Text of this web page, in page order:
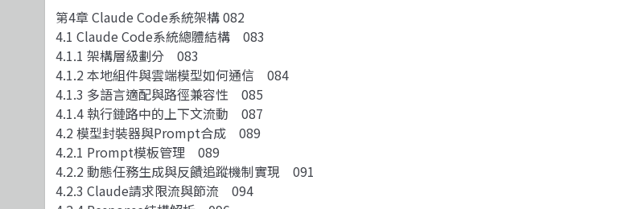
第4章 Claude Code系統架構 082
4.1 Claude Code系統總體結構 083
4.1.1 架構層級劃分 083
4.1.2 本地組件與雲端模型如何通信 084
4.1.3 多語言適配與路徑兼容性 085
4.1.4 執行鏈路中的上下文流動 087
4.2 模型封裝器與Prompt合成 089
4.2.1 Prompt模板管理 089
4.2.2 動態任務生成與反饋追蹤機制實現 091
4.2.3 Claude請求限流與節流 094